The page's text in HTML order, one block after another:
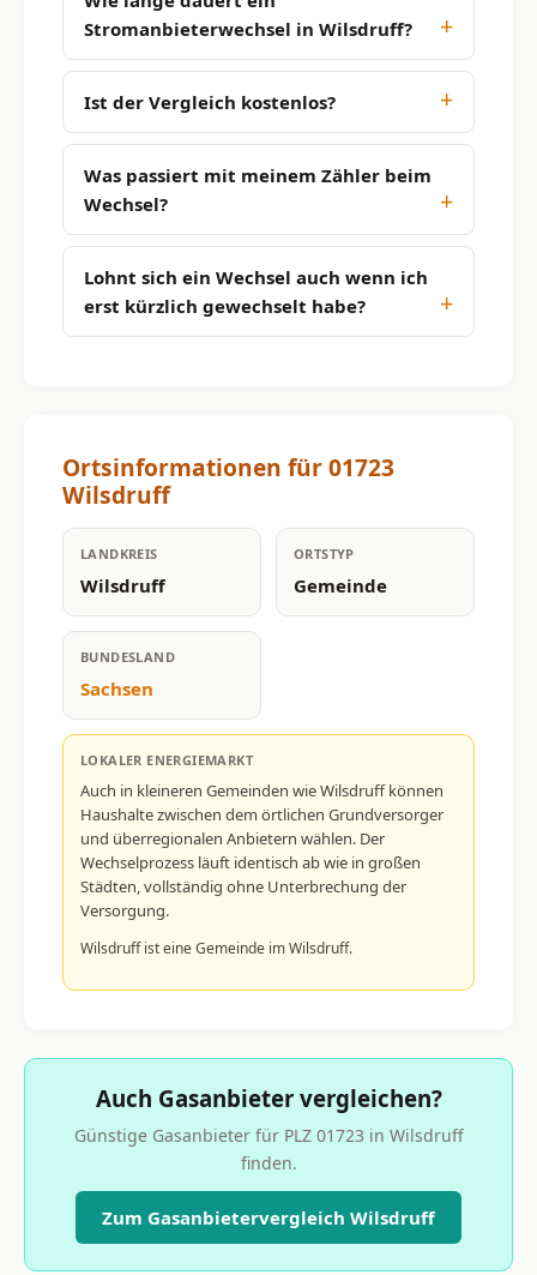
Stromanbieterwechsel in Wilsdruff?
Ist der Vergleich kostenlos?
Was passiert mit meinem Zähler beim
Wechsel?
Lohnt sich ein Wechsel auch wenn ich
erst kürzlich gewechselt habe?
Ortsinformationen für 01723
Wilsdruff
LANDKREIS
Wilsdruff
ORTSTYP
Gemeinde
BUNDESLAND
Sachsen
LOKALER ENERGIEMARKT
Auch in kleineren Gemeinden wie Wilsdruff können
Haushalte zwischen dem örtlichen Grundversorger
und überregionalen Anbietern wählen. Der
Wechselprozess läuft identisch ab wie in großen
Städten, vollständig ohne Unterbrechung der
Versorgung.
Wilsdruff ist eine Gemeinde im Wilsdruff.
Auch Gasanbieter vergleichen?
Günstige Gasanbieter für PLZ 01723 in Wilsdruff
finden.
Zum Gasanbietervergleich Wilsdruff